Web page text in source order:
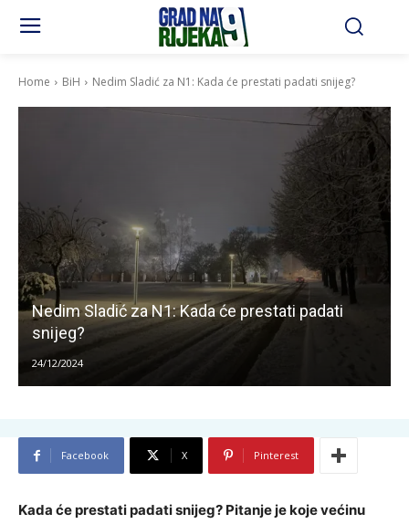
Home BiH Nedim Sladić za N1: Kada će prestati padati snijeg?
Nedim Sladić za N1: Kada će prestati padati
snijeg?
24/12/2024
Facebook X Pinterest
Kada će prestati padati snijeg? Pitanje je koje većinu